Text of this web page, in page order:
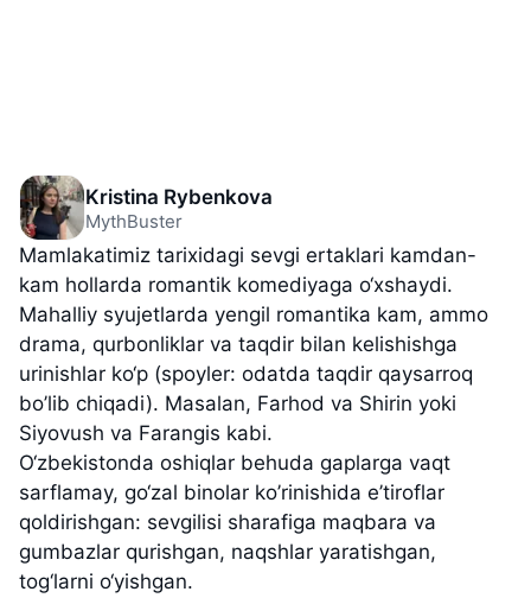
Kristina Rybenkova
MythBuster
Mamlakatimiz tarixidagi sevgi ertaklari kamdan-
kam hollarda romantik komediyaga o‘xshaydi.
Mahalliy syujetlarda yengil romantika kam, ammo
drama, qurbonliklar va taqdir bilan kelishishga
urinishlar ko‘p (spoyler: odatda taqdir qaysarroq
bo’lib chiqadi). Masalan, Farhod va Shirin yoki
Siyovush va Farangis kabi.
O‘zbekistonda oshiqlar behuda gaplarga vaqt
sarflamay, go‘zal binolar ko’rinishida e’tiroflar
qoldirishgan: sevgilisi sharafiga maqbara va
gumbazlar qurishgan, naqshlar yaratishgan,
tog‘larni o‘yishgan.